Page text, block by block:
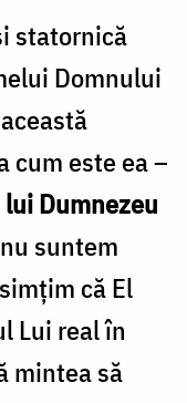
statornică
Domnului
cum este ea –
Dumnezeu
suntem
că El
Lui real în
mintea să